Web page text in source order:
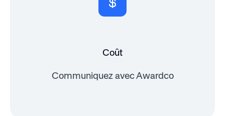
Coût
Communiquez avec Awardco